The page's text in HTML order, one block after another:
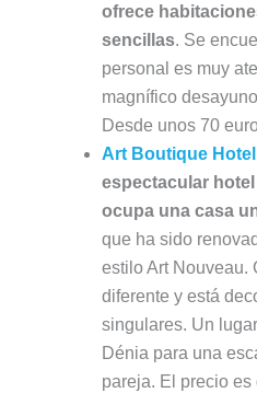
ofrece
sencillas. Se
personal es muy
magnífico
Desde unos 70
Art Boutique Hotel
espectacular
ocupa una casa
que ha sido
estilo Art Nouveau.
diferente y está
singulares. Un
Dénia para una
pareja. El precio